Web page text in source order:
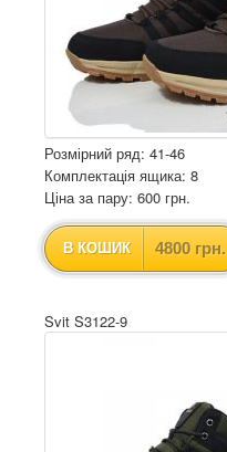
Розмірний ряд: 41-46
Комплектація ящика: 8
Ціна за пару: 600 грн.
В КОШИК 4800 грн.
Svit S3122-9